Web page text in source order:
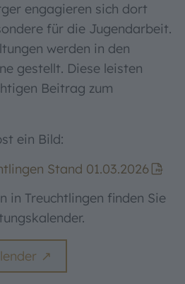
engagieren sich dort
für die Jugendarbeit.
werden in den
gestellt. Diese leisten
Beitrag zum
ein Bild:
Stand 01.03.2026
in Treuchtlingen finden Sie